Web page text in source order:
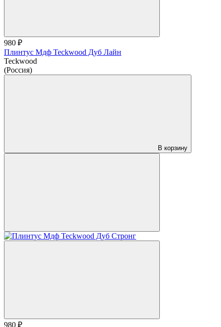
980 ₽
Плинтус Мдф Teckwood Дуб Лайн
Teckwood
(Россия)
В корзину
980 ₽